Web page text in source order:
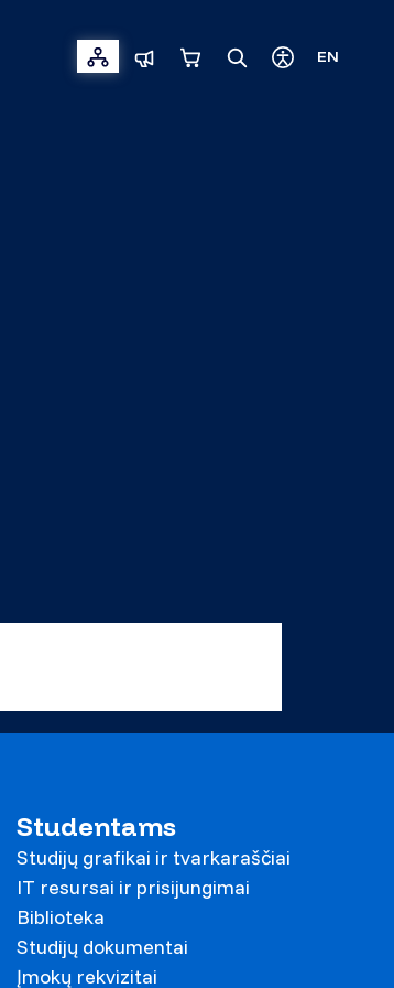
EN
Studentams
Studijų grafikai ir tvarkaraščiai
IT resursai ir prisijungimai
Biblioteka
Studijų dokumentai
Įmokų rekvizitai